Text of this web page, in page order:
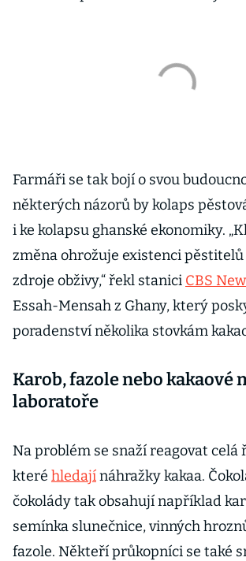
Farmáři se tak bojí o svou
některých názorů by kolaps
i ke kolapsu ghanské ekonomiky.
změna ohrožuje existenci pěstitelů
zdroje obživy,“ řekl stanici CBS
Essah-Mensah z Ghany, který
poradenství několika stovkám
Karob, fazole nebo kakaové
laboratoře
Na problém se snaží reagovat
které hledajínáhražky kakaa.
čokolády tak obsahují například
semínka slunečnice, vinných
fazole. Někteří průkopníci se také